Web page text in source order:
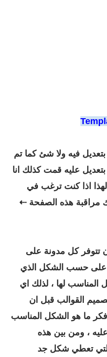
فيه ولا شئ كما تم
عليه قمت كذلك انا
لهذا اذا كنت ترغب في
مراقبة هذه الصفحة ⇠
تتوفر كل مدونة على
على حسب الشكل الذي
لها ، لذلك اي
القوالب قبل ان
ما هو الشكل المناسب
، ومن بين هذه
تعطي شكل جد